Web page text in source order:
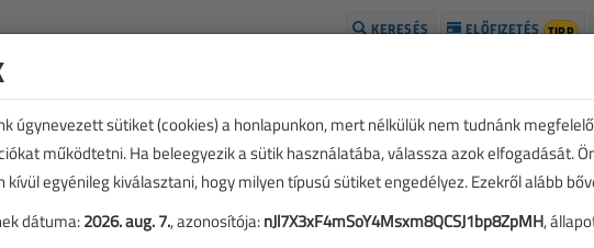
ELŐFIZETÉS TIPP
KERESÉS
úgynevezett sütiket (cookies) a honlapunkon, mert nélkülük nem tudnánk
működtetni. Ha beleegyezik a sütik használatába, válassza azok elfogadását.
egyénileg kiválasztani, hogy milyen típusú sütiket engedélyez. Ezekről alább
dátuma:2026. aug. 7., azonosítója:nJl7X3xF4mSoY4Msxm8QCSJ1bp8ZpMH,